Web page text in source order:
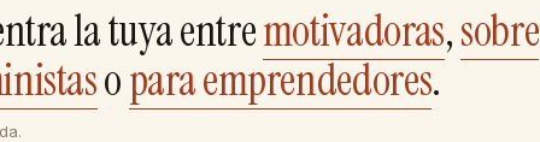
la tuya entremotivadoras,sobre
opara emprendedores.